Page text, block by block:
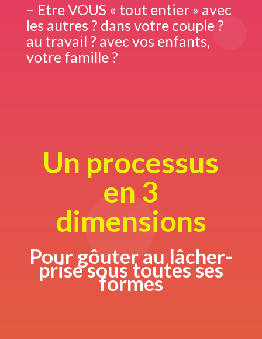
– Etre VOUS « tout entier » avec
les autres ? dans votre couple ?
au travail ? avec vos enfants,
votre famille ?
Un processus
en 3
dimensions
Pour gôuter au lâcher-
prise sous toutes ses
formes